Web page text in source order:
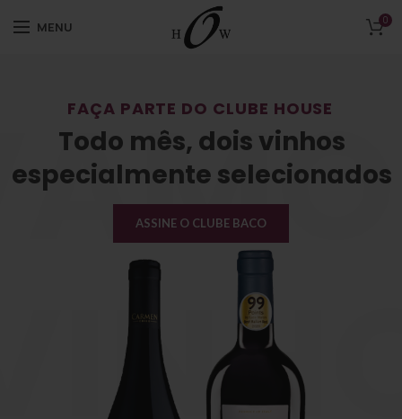
MENU 0
Todo mês, dois vinhos
especialmente selecionados
FAÇA PARTE DO CLUBE HOUSE
ASSINE O CLUBE BACO